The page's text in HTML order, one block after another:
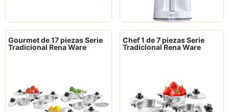
Gourmet de 17 piezas Serie
Tradicional Rena Ware
Chef 1 de 7 piezas Serie
Tradicional Rena Ware